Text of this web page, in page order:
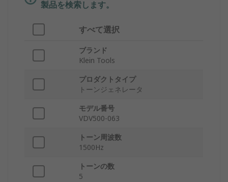
製品を検索します。
すべて選択
ブランド
Klein Tools
プロダクトタイプ
トーンジェネレータ
モデル番号
VDV500-063
トーン周波数
1500Hz
トーンの数
5